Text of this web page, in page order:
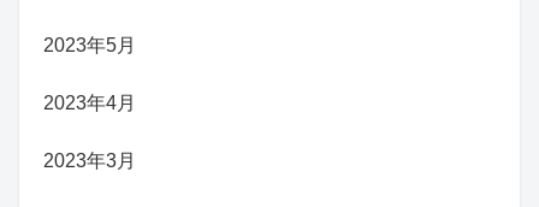
2023年5月
2023年4月
2023年3月